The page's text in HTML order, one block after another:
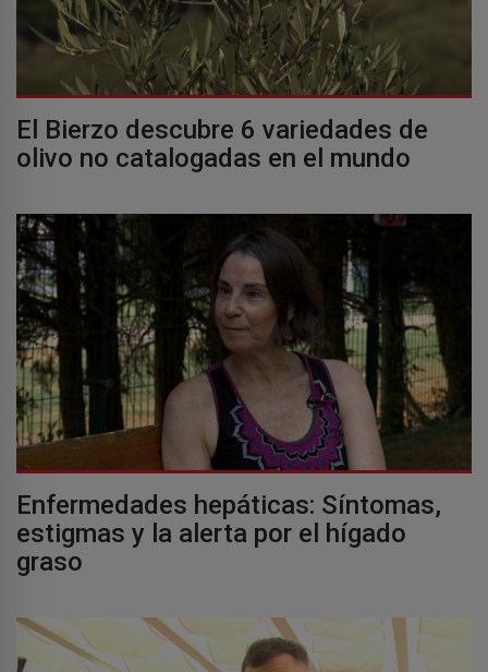
El Bierzo descubre 6 variedades de
olivo no catalogadas en el mundo
Enfermedades hepáticas: Síntomas,
estigmas y la alerta por el hígado
graso